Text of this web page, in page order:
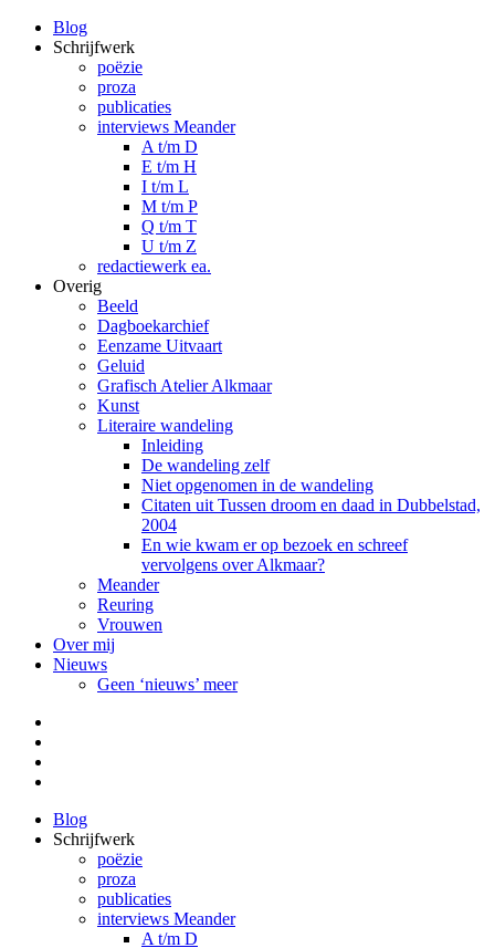
Blog
Schrijfwerk
poëzie
proza
publicaties
interviews Meander
A t/m D
E t/m H
I t/m L
M t/m P
Q t/m T
U t/m Z
redactiewerk ea.
Overig
Beeld
Dagboekarchief
Eenzame Uitvaart
Geluid
Grafisch Atelier Alkmaar
Kunst
Literaire wandeling
Inleiding
De wandeling zelf
Niet opgenomen in de wandeling
Citaten uit Tussen droom en daad in Dubbelstad,
2004
En wie kwam er op bezoek en schreef
vervolgens over Alkmaar?
Meander
Reuring
Vrouwen
Over mij
Nieuws
Geen ‘nieuws’ meer
Blog
Schrijfwerk
poëzie
proza
publicaties
interviews Meander
A t/m D